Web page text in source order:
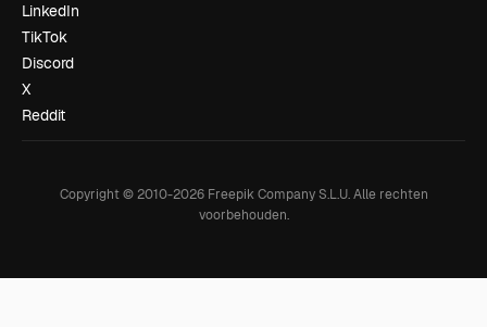
LinkedIn
TikTok
Discord
X
Reddit
Copyright © 2010-2026Freepik Company S.L.U. Alle rechten
voorbehouden.